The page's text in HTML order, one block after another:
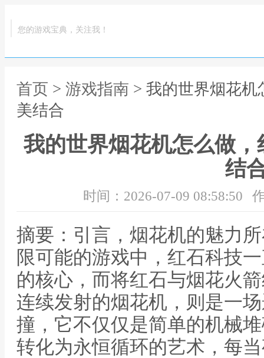
您的游戏宝典，关注我！
首页 > 游戏指南 > 我的世界烟花
美结合
我的世界烟花机怎么做
结
时间：2026-07-09 08:58:50
摘要：引言，烟花机的魅力
限可能的游戏中，红石科技
的核心，而将红石与烟花火
连续发射的烟花机，则是一
撞，它不仅仅是简单的机械
转化为永恒循环的艺术，每